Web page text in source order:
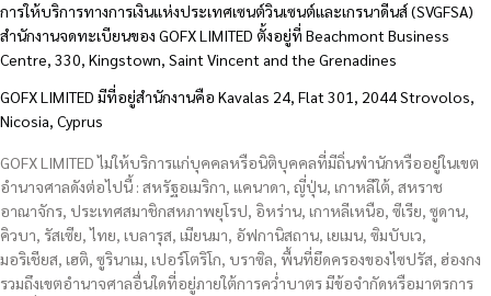
การให้บริการทางการเงินแห่งประเทศเซนต์วินเซนต์และเกรนาดีนส์ (SVGFSA)
สำนักงานจดทะเบียนของ GOFX LIMITED ตั้งอยู่ที่ Beachmont Business
Centre, 330, Kingstown, Saint Vincent and the Grenadines
GOFX LIMITED มีที่อยู่สำนักงานคือ Kavalas 24, Flat 301, 2044 Strovolos,
Nicosia, Cyprus
GOFX LIMITED ไม่ให้บริการแก่บุคคลหรือนิติบุคคลที่มีถิ่นพำนักหรืออยู่ในเขต
อำนาจศาลดังต่อไปนี้ : สหรัฐอเมริกา, แคนาดา, ญี่ปุ่น, เกาหลีใต้, สหราช
อาณาจักร, ประเทศสมาชิกสหภาพยุโรป, อิหร่าน, เกาหลีเหนือ, ซีเรีย, ซูดาน,
คิวบา, รัสเซีย, ไทย, เบลารุส, เมียนมา, อัฟกานิสถาน, เยเมน, ซิมบับเว,
มอริเชียส, เฮติ, ซูรินาเม, เปอร์โตริโก, บราซิล, พื้นที่ยึดครองของไซปรัส, ฮ่องกง
รวมถึงเขตอำนาจศาลอื่นใดที่อยู่ภายใต้การคว่ำบาตร มีข้อจำกัดหรือมาตรการ